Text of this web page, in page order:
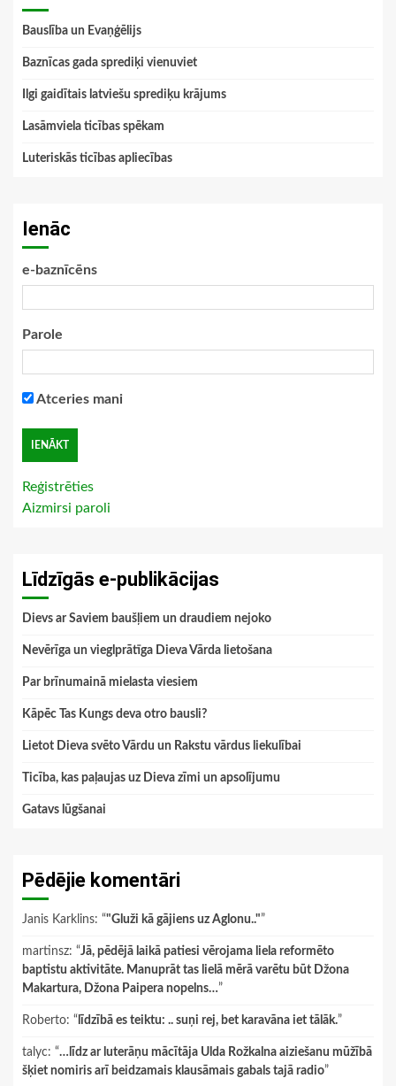
Bauslība un Evaņģēlijs
Baznīcas gada sprediķi vienuviet
Ilgi gaidītais latviešu sprediķu krājums
Lasāmviela ticības spēkam
Luteriskās ticības apliecības
Ienāc
e-baznīcēns
Parole
Atceries mani
Reģistrēties
Aizmirsi paroli
Līdzīgās e-publikācijas
Dievs ar Saviem baušļiem un draudiem nejoko
Nevērīga un vieglprātīga Dieva Vārda lietošana
Par brīnumainā mielasta viesiem
Kāpēc Tas Kungs deva otro bausli?
Lietot Dieva svēto Vārdu un Rakstu vārdus liekulībai
Ticība, kas paļaujas uz Dieva zīmi un apsolījumu
Gatavs lūgšanai
Pēdējie komentāri
Janis Karklins: “"Gluži kā gājiens uz Aglonu.."”
martinsz: “Jā, pēdējā laikā patiesi vērojama liela reformēto
baptistu aktivitāte. Manuprāt tas lielā mērā varētu būt Džona
Makartura, Džona Paipera nopelns…”
Roberto: “ līdzībā es teiktu: .. suņi rej, bet karavāna iet tālāk.”
talyc: “…līdz ar luterāņu mācītāja Ulda Rožkalna aiziešanu mūžībā
šķiet nomiris arī beidzamais klausāmais gabals tajā radio”